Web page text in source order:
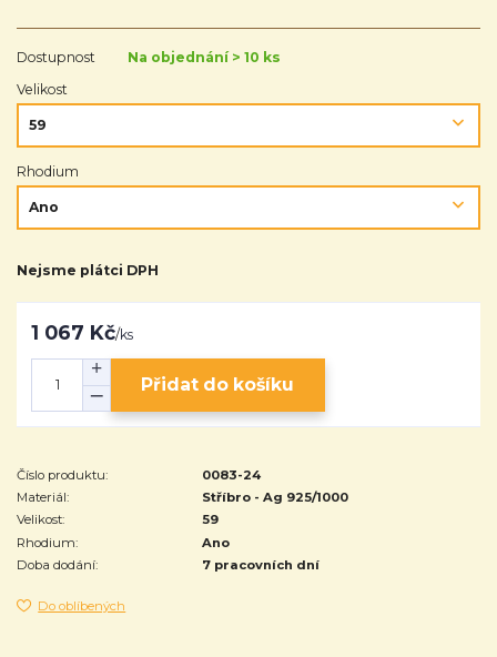
Dostupnost
Na objednání > 10 ks
Velikost
Rhodium
Nejsme plátci DPH
1 067 Kč/ks
Přidat do košíku
Číslo produktu:
0083-24
Materiál:
Stříbro - Ag 925/1000
Velikost:
59
Rhodium:
Ano
Doba dodání:
7 pracovních dní
Do oblíbených